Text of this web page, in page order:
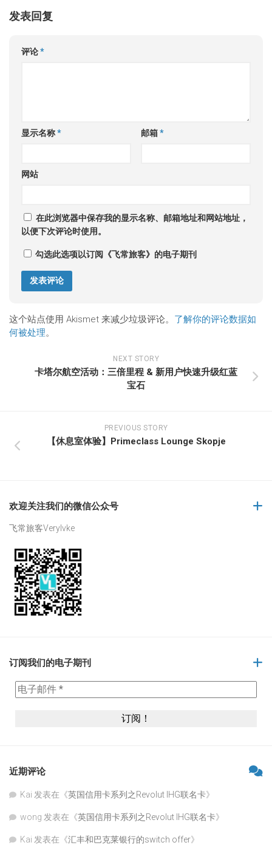
发表回复
评论*
显示名称* 邮箱*
网站
在此浏览器中保存我的显示名称、邮箱地址和网站地址，
以便下次评论时使用。
勾选此选项以订阅《飞常旅客》的电子期刊
这个站点使用 Akismet 来减少垃圾评论。 了解你的评论数据如
何被处理。
NEXT STORY
卡塔尔航空活动：三倍里程 & 新用户快速升级红蓝
宝石
PREVIOUS STORY
【休息室体验】Primeclass Lounge Skopje
欢迎关注我们的微信公众号
飞常旅客Verylvke
订阅我们的电子期刊
近期评论
Kai 发表在《英国信用卡系列之Revolut IHG联名卡》
wong 发表在《英国信用卡系列之Revolut IHG联名卡》
Kai 发表在《汇丰和巴克莱银行的switch offer》